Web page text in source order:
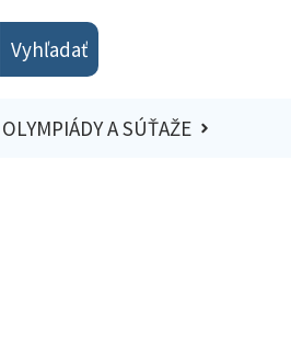
Vyhľadať
OLYMPIÁDY A SÚŤAŽE